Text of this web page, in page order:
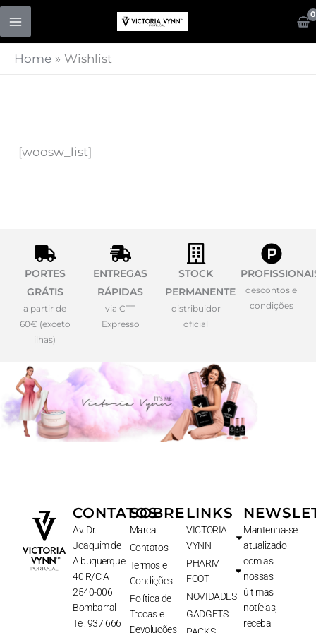
Skip
content
Home Wishlist
[woosw_list]
PORTES
GRÁTIS
a partir de
60€ (exceto
ilhas)
ENTREGAS
RÁPIDAS
via CTT
Expresso
STOCK
PERMANENTE
distribuidor
oficial
descontos e
condições
CONTATOS
Av. Dr.
Joaquim de
Albuquerque
40 R/C A
2540-006
Bombarral
Tel: 937 666
SOBRE
Marca
Contatos
Termos e
Condições
Política de
Trocas e
Devoluções
LINKS
VICTORIA
VYNN
PHARM
FOOT
NOVIDADES
GADGETS
Mantenha-se
atualizado
com as
nossas
últimas
notícias,
receba